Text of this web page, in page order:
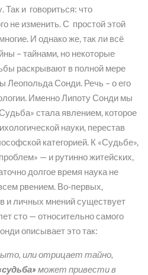
и говориться: что
не изменить. С простой этой
И однако же, так ли всё
– тайнами, но некоторые
раскрывают в полной мере
Леопольда Сонди. Речь – о его
Именно Липоту Сонди мы
стала явлением, которое
науки, перестав
категорией. К «Судьбе»,
— и рутинно житейских,
долгое время наука не
рвением. Во-первых,
и личных мнений существует
сто — относительно самого
описывает это так:
или отрицает тайно,
может привести в